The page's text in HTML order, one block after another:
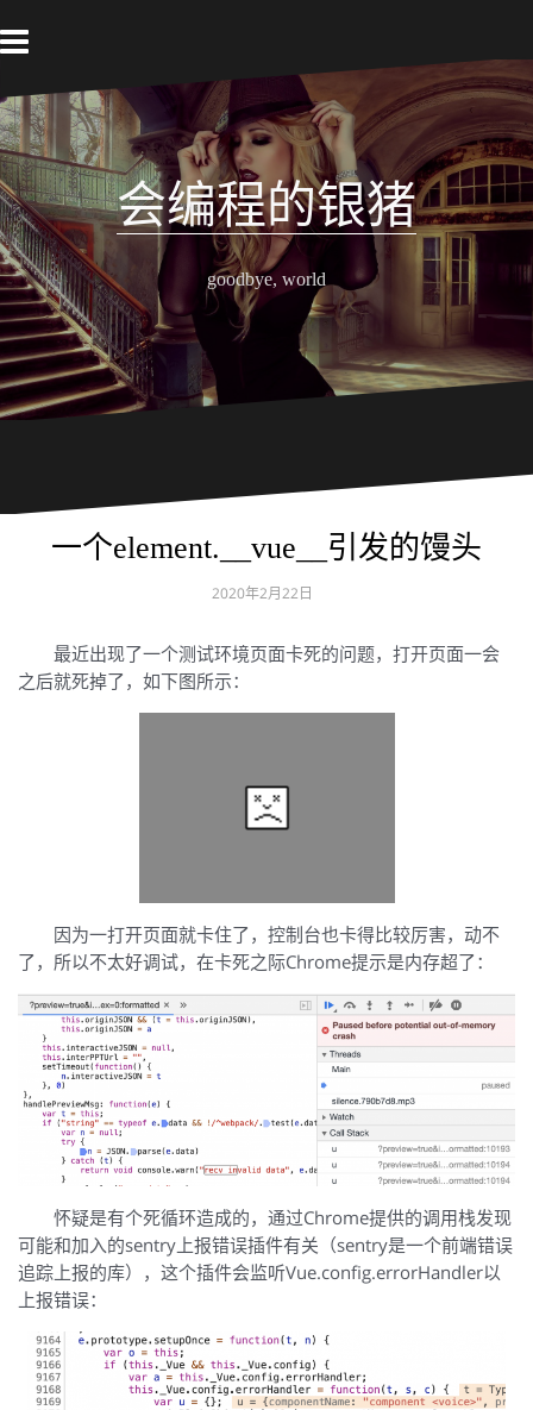
至
容
会编程的银猪
goodbye, world
一个element.__vue__引发的馒头
2020年2月22日
最近出现了一个测试环境页面卡死的问题，打开页面一会
之后就死掉了，如下图所示：
因为一打开页面就卡住了，控制台也卡得比较厉害，动不
了，所以不太好调试，在卡死之际Chrome提示是内存超了：
怀疑是有个死循环造成的，通过Chrome提供的调用栈发现
可能和加入的sentry上报错误插件有关（sentry是一个前端错误
追踪上报的库），这个插件会监听Vue.config.errorHandler以
上报错误：